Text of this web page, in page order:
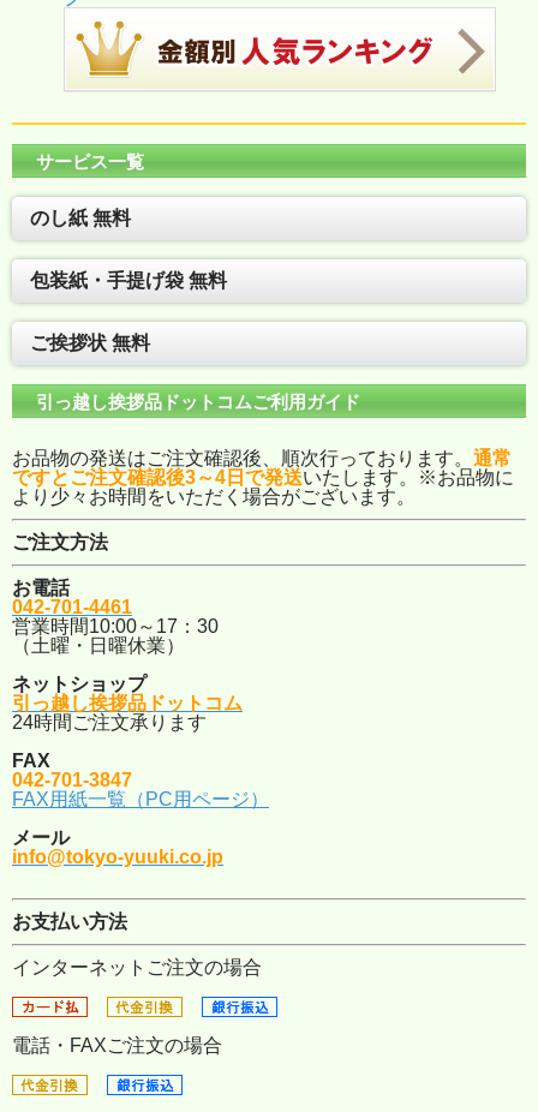
サービス一覧
のし紙 無料
包装紙・手提げ袋 無料
ご挨拶状 無料
引っ越し挨拶品ドットコムご利用ガイド
お品物の発送はご注文確認後、順次行っております。 通常
ですとご注文確認後3～4日で発送いたします。※お品物に
より少々お時間をいただく場合がございます。
ご注文方法
お電話
042-701-4461
営業時間10:00～17：30
（土曜・日曜休業）
ネットショップ
引っ越し挨拶品ドットコム
24時間ご注文承ります
FAX
042-701-3847
FAX用紙一覧（PC用ページ）
メール
info@tokyo-yuuki.co.jp
お支払い方法
インターネットご注文の場合
電話・FAXご注文の場合